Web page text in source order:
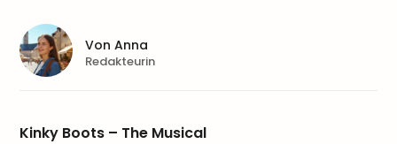
Kinky Boots – The Musical
Von Anna
Redakteurin